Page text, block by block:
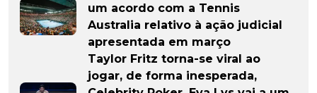
um acordo com a Tennis
Australia relativo à ação judicial
apresentada em março
Taylor Fritz torna-se viral ao
jogar, de forma inesperada,